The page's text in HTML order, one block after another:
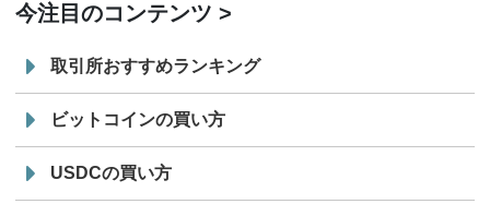
今注目のコンテンツ
取引所おすすめランキング
ビットコインの買い方
USDCの買い方